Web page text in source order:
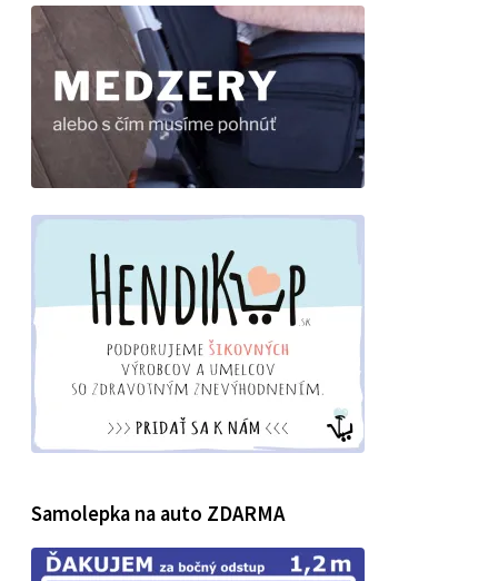
Samolepka na auto ZDARMA